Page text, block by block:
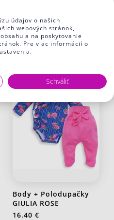
Baby Overal VANESSA
11.17 €
Body + Polodupačky
GIULIA ROSE
16.40 €
údajov o našich
webových stránok,
a na poskytovanie
Pre viac informácií o
Schváliť